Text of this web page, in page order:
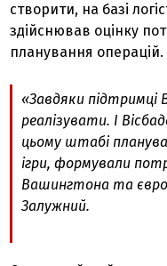
створити, на базі
здійснював оцінку
планування операцій.
«Завдяки підтримці
реалізувати. І
цьому штабі
ігри, формували
Вашингтона та
Залужний.